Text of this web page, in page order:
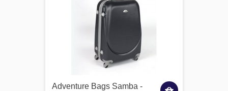
Adventure Bags Samba -